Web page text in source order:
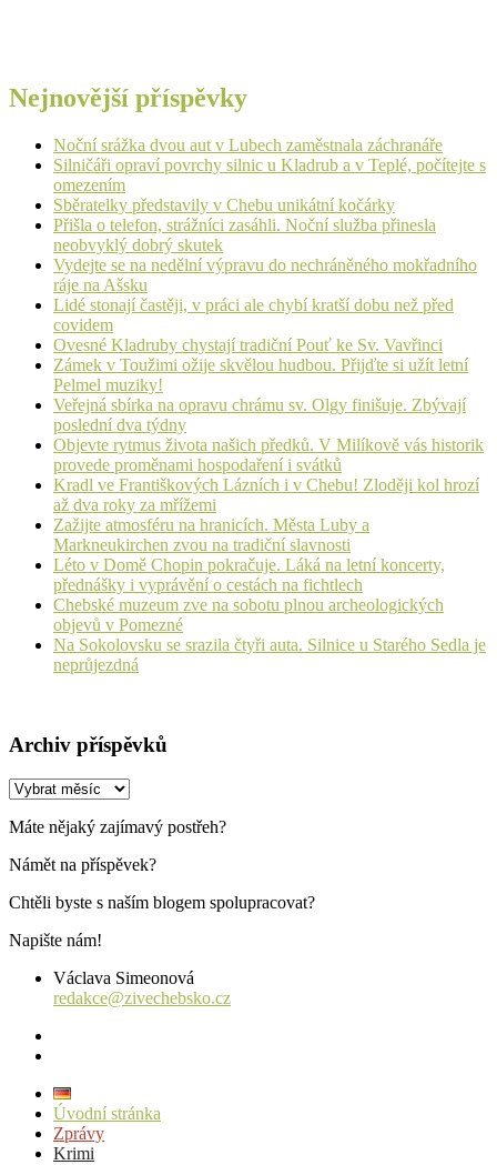
Nejnovější příspěvky
Noční srážka dvou aut v Lubech zaměstnala záchranáře
Silničáři opraví povrchy silnic u Kladrub a v Teplé, počítejte s
omezením
Sběratelky představily v Chebu unikátní kočárky
Přišla o telefon, strážníci zasáhli. Noční služba přinesla
neobvyklý dobrý skutek
Vydejte se na nedělní výpravu do nechráněného mokřadního
ráje na Ašsku
Lidé stonají častěji, v práci ale chybí kratší dobu než před
covidem
Ovesné Kladruby chystají tradiční Pouť ke Sv. Vavřinci
Zámek v Toužimi ožije skvělou hudbou. Přijďte si užít letní
Pelmel muziky!
Veřejná sbírka na opravu chrámu sv. Olgy finišuje. Zbývají
poslední dva týdny
Objevte rytmus života našich předků. V Milíkově vás historik
provede proměnami hospodaření i svátků
Kradl ve Františkových Lázních i v Chebu! Zloději kol hrozí
až dva roky za mřížemi
Zažijte atmosféru na hranicích. Města Luby a
Markneukirchen zvou na tradiční slavnosti
Léto v Domě Chopin pokračuje. Láká na letní koncerty,
přednášky i vyprávění o cestách na fichtlech
Chebské muzeum zve na sobotu plnou archeologických
objevů v Pomezné
Na Sokolovsku se srazila čtyři auta. Silnice u Starého Sedla je
neprůjezdná
Archiv příspěvků
Archiv
Máte nějaký zajímavý postřeh?
Námět na příspěvek?
Chtěli byste s naším blogem spolupracovat?
Napište nám!
Václava Simeonová
redakce@zivechebsko.cz
Úvodní stránka
Zprávy
Krimi